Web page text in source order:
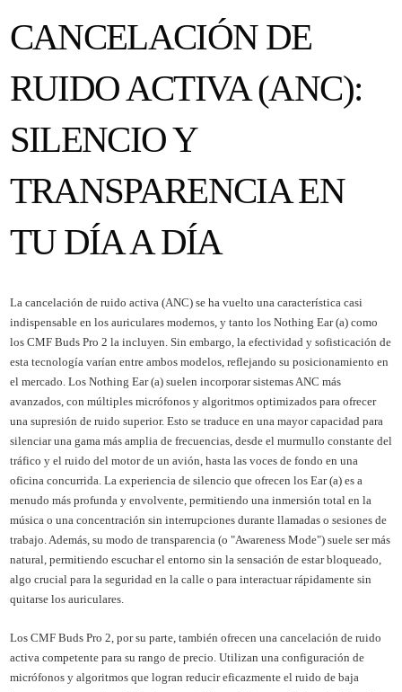
CANCELACIÓN DE
RUIDO ACTIVA (ANC):
SILENCIO Y
TRANSPARENCIA EN
TU DÍA A DÍA
La cancelación de ruido activa (ANC) se ha vuelto una característica casi
indispensable en los auriculares modernos, y tanto los Nothing Ear (a) como
los CMF Buds Pro 2 la incluyen. Sin embargo, la efectividad y sofisticación de
esta tecnología varían entre ambos modelos, reflejando su posicionamiento en
el mercado. Los Nothing Ear (a) suelen incorporar sistemas ANC más
avanzados, con múltiples micrófonos y algoritmos optimizados para ofrecer
una supresión de ruido superior. Esto se traduce en una mayor capacidad para
silenciar una gama más amplia de frecuencias, desde el murmullo constante del
tráfico y el ruido del motor de un avión, hasta las voces de fondo en una
oficina concurrida. La experiencia de silencio que ofrecen los Ear (a) es a
menudo más profunda y envolvente, permitiendo una inmersión total en la
música o una concentración sin interrupciones durante llamadas o sesiones de
trabajo. Además, su modo de transparencia (o "Awareness Mode") suele ser más
natural, permitiendo escuchar el entorno sin la sensación de estar bloqueado,
algo crucial para la seguridad en la calle o para interactuar rápidamente sin
quitarse los auriculares.
Los CMF Buds Pro 2, por su parte, también ofrecen una cancelación de ruido
activa competente para su rango de precio. Utilizan una configuración de
micrófonos y algoritmos que logran reducir eficazmente el ruido de baja